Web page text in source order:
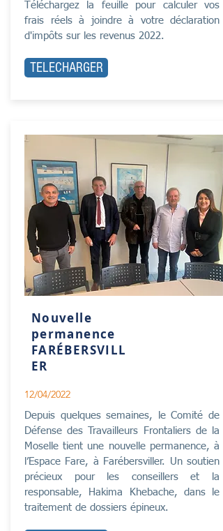
Téléchargez la feuille pour calculer vos
frais réels à joindre à votre déclaration
d'impôts sur les revenus 2022.
TELECHARGER
Nouvelle
permanence
FARÉBERSVILL
ER
12/04/2022
Depuis quelques semaines, le Comité de
Défense des Travailleurs Frontaliers de la
Moselle tient une nouvelle permanence, à
l’Espace Fare, à Farébersviller. Un soutien
précieux pour les conseillers et la
responsable, Hakima Khebache, dans le
traitement de dossiers épineux.